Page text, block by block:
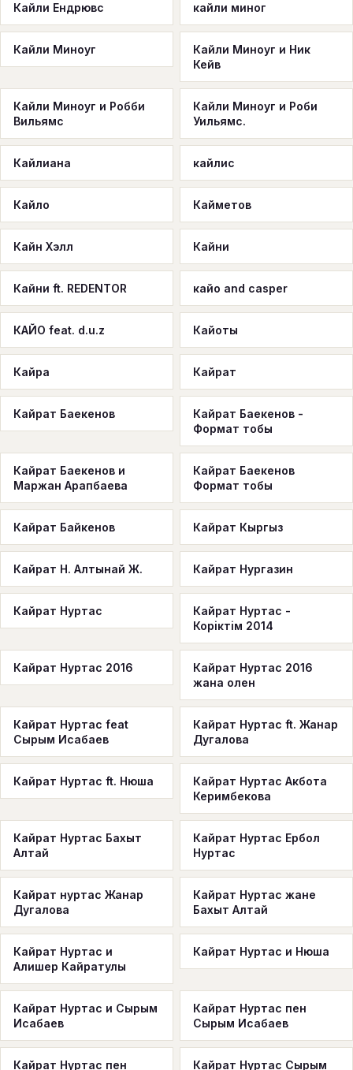
Кайли Ендрювс кайли миног
Кайли Миноуг
Кайли Миноуг и Ник
Кейв
Кайли Миноуг и Робби
Вильямс
Кайли Миноуг и Роби
Уильямс.
Кайлиана кайлис
Кайло Кайметов
Кайн Хэлл Кайни
Кайни ft. REDENTOR кайо and casper
КАЙО feat. d.u.z Кайоты
Кайра Кайрат
Кайрат Баекенов
Кайрат Баекенов -
Формат тобы
Кайрат Баекенов и
Маржан Арапбаева
Кайрат Баекенов
Формат тобы
Кайрат Байкенов Кайрат Кыргыз
Кайрат Н. Алтынай Ж. Кайрат Нургазин
Кайрат Нуртас
Кайрат Нуртас -
Корiктiм 2014
Кайрат Нуртас 2016
Кайрат Нуртас 2016
жана олен
Кайрат Нуртас feat
Сырым Исабаев
Кайрат Нуртас ft. Жанар
Дугалова
Кайрат Нуртас ft. Нюша
Кайрат Нуртас Акбота
Керимбекова
Кайрат Нуртас Бахыт
Алтай
Кайрат Нуртас Ербол
Нуртас
Кайрат нуртас Жанар
Дугалова
Кайрат Нуртас жане
Бахыт Алтай
Кайрат Нуртас и
Алишер Кайратулы
Кайрат Нуртас и Нюша
Кайрат Нуртас и Сырым
Исабаев
Кайрат Нуртас пен
Сырым Исабаев
Кайрат Нуртас пен Кайрат Нуртас Сырым